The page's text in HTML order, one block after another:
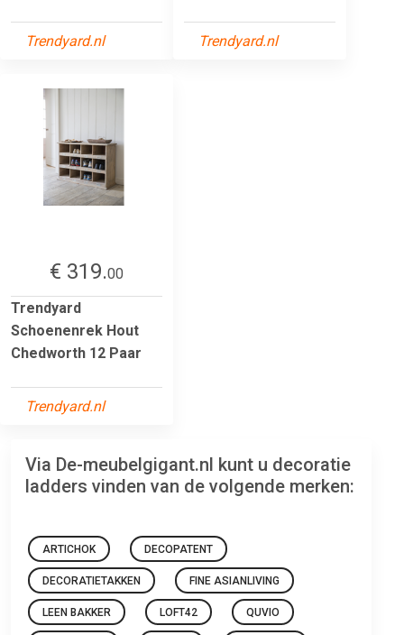
Trendyard.nl Trendyard.nl
€ 319.00
Trendyard
Schoenenrek Hout
Chedworth 12 Paar
Trendyard.nl
Via De-meubelgigant.nl kunt u decoratie
ladders vinden van de volgende merken:
ARTICHOK DECOPATENT
DECORATIETAKKEN FINE ASIANLIVING
LEEN BAKKER LOFT42 QUVIO